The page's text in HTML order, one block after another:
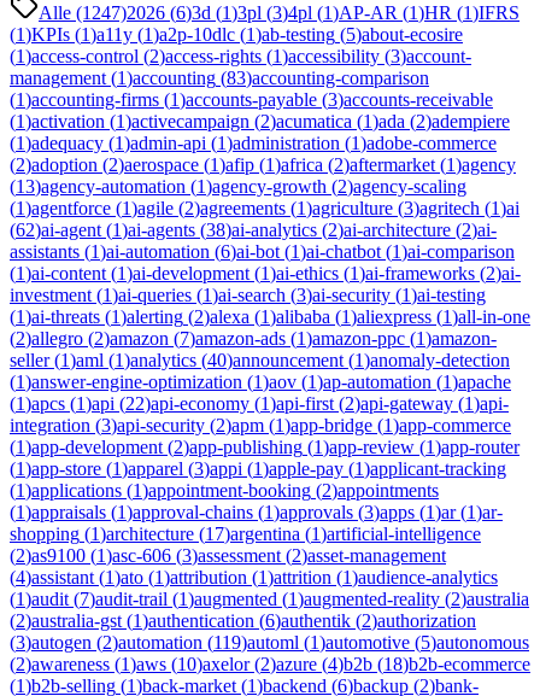
Alle (1247)2026 (6)3d (1)3pl (3)4pl (1)AP-AR (1)HR (1)IFRS
(1)KPIs (1)a11y (1)a2p-10dlc (1)ab-testing (5)about-ecosire
(1)access-control (2)access-rights (1)accessibility (3)account-
management (1)accounting (83)accounting-comparison
(1)accounting-firms (1)accounts-payable (3)accounts-receivable
(1)activation (1)activecampaign (2)acumatica (1)ada (2)adempiere
(1)adequacy (1)admin-api (1)administration (1)adobe-commerce
(2)adoption (2)aerospace (1)afip (1)africa (2)aftermarket (1)agency
(13)agency-automation (1)agency-growth (2)agency-scaling
(1)agentforce (1)agile (2)agreements (1)agriculture (3)agritech (1)ai
(62)ai-agent (1)ai-agents (38)ai-analytics (2)ai-architecture (2)ai-
assistants (1)ai-automation (6)ai-bot (1)ai-chatbot (1)ai-comparison
(1)ai-content (1)ai-development (1)ai-ethics (1)ai-frameworks (2)ai-
investment (1)ai-queries (1)ai-search (3)ai-security (1)ai-testing
(1)ai-threats (1)alerting (2)alexa (1)alibaba (1)aliexpress (1)all-in-one
(2)allegro (2)amazon (7)amazon-ads (1)amazon-ppc (1)amazon-
seller(1)aml (1)analytics (40)announcement (1)anomaly-detection
(1)answer-engine-optimization (1)aov (1)ap-automation (1)apache
(1)apcs (1)api (22)api-economy (1)api-first (2)api-gateway (1)api-
integration (3)api-security (2)apm (1)app-bridge (1)app-commerce
(1)app-development (2)app-publishing (1)app-review (1)app-router
(1)app-store (1)apparel (3)appi (1)apple-pay (1)applicant-tracking
(1)applications (1)appointment-booking (2)appointments
(1)appraisals (1)approval-chains (1)approvals (3)apps (1)ar(1)ar-
shopping (1)architecture (17)argentina (1)artificial-intelligence
(2)as9100 (1)asc-606 (3)assessment (2)asset-management
(4)assistant (1)ato (1)attribution (1)attrition (1)audience-analytics
(1)audit (7)audit-trail (1)augmented (1)augmented-reality (2)australia
(2)australia-gst (1)authentication (6)authentik (2)authorization
(3)autogen (2)automation (119)automl (1)automotive (5)autonomous
(2)awareness (1)aws (10)axelor(2)azure (4)b2b (18)b2b-ecommerce
(1)b2b-selling (1)back-market (1)backend (6)backup (2)bank-